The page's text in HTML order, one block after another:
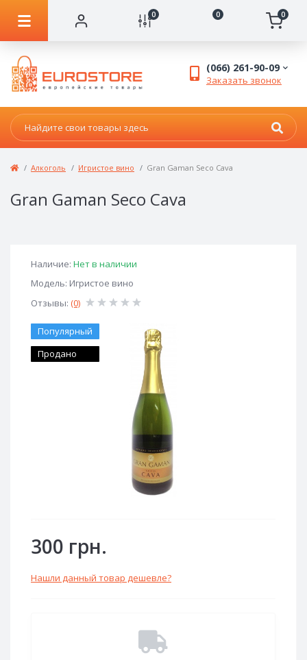
0 0 0
(066) 261-90-09
Заказать звонок
Алкоголь Игристое вино Gran Gaman Seco Cava
Gran Gaman Seco Cava
Наличие: Нет в наличии
Модель: Игристое вино
Отзывы: (0)
Популярный
Продано
300 грн.
Нашли данный товар дешевле?